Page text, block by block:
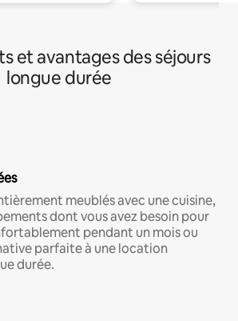
et avantages des séjours
longue durée
meublés avec une cuisine,
dont vous avez besoin pour
pendant un mois ou
parfaite à une location
durée.